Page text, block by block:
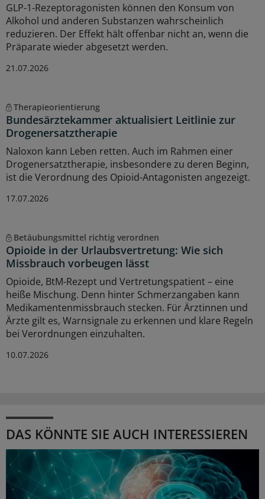
GLP-1-Rezeptoragonisten können den Konsum von
Alkohol und anderen Substanzen wahrscheinlich
reduzieren. Der Effekt hält offenbar nicht an, wenn die
Präparate wieder abgesetzt werden.
21.07.2026
Therapieorientierung
Bundesärztekammer aktualisiert Leitlinie zur
Drogenersatztherapie
Naloxon kann Leben retten. Auch im Rahmen einer
Drogenersatztherapie, insbesondere zu deren Beginn,
ist die Verordnung des Opioid-Antagonisten angezeigt.
17.07.2026
Betäubungsmittel richtig verordnen
Opioide in der Urlaubsvertretung: Wie sich
Missbrauch vorbeugen lässt
Opioide, BtM-Rezept und Vertretungspatient – eine
heiße Mischung. Denn hinter Schmerzangaben kann
Medikamentenmissbrauch stecken. Für Ärztinnen und
Ärzte gilt es, Warnsignale zu erkennen und klare Regeln
bei Verordnungen einzuhalten.
10.07.2026
DAS KÖNNTE SIE AUCH INTERESSIEREN